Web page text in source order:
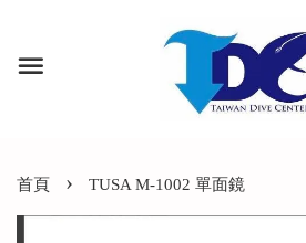
首頁 › TUSA M-1002 單面鏡